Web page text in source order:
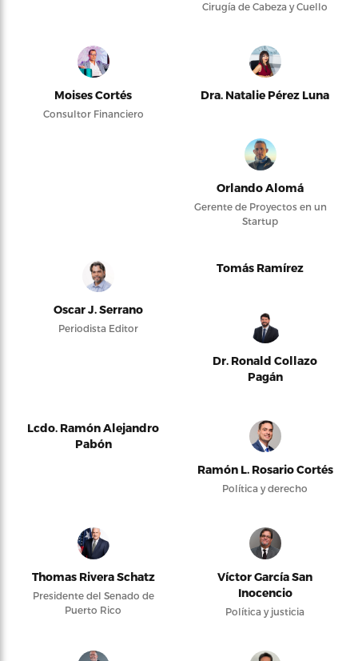
Cirugía de Cabeza y Cuello
Moises Cortés
Consultor Financiero
Dra. Natalie Pérez Luna
Orlando Alomá
Gerente de Proyectos en un
Startup
Oscar J. Serrano
Periodista Editor
Tomás Ramírez
Dr. Ronald Collazo
Pagán
Lcdo. Ramón Alejandro
Pabón
Ramón L. Rosario Cortés
Política y derecho
Thomas Rivera Schatz
Presidente del Senado de
Puerto Rico
Víctor García San
Inocencio
Política y justicia